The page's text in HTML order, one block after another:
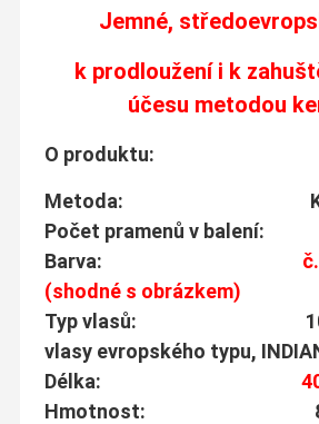
Jemné,
k prodloužení i k
účesu metodou
O produktu:
Metoda:
Počet pramenů v balení:
Barva:
(shodné s obrázkem)
Typ vlasů: 100%
vlasy evropského typu,
Délka:
Hmotnost: